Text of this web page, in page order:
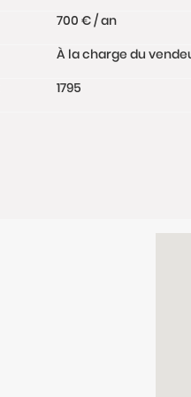
700 € / an
À la charge du
1795